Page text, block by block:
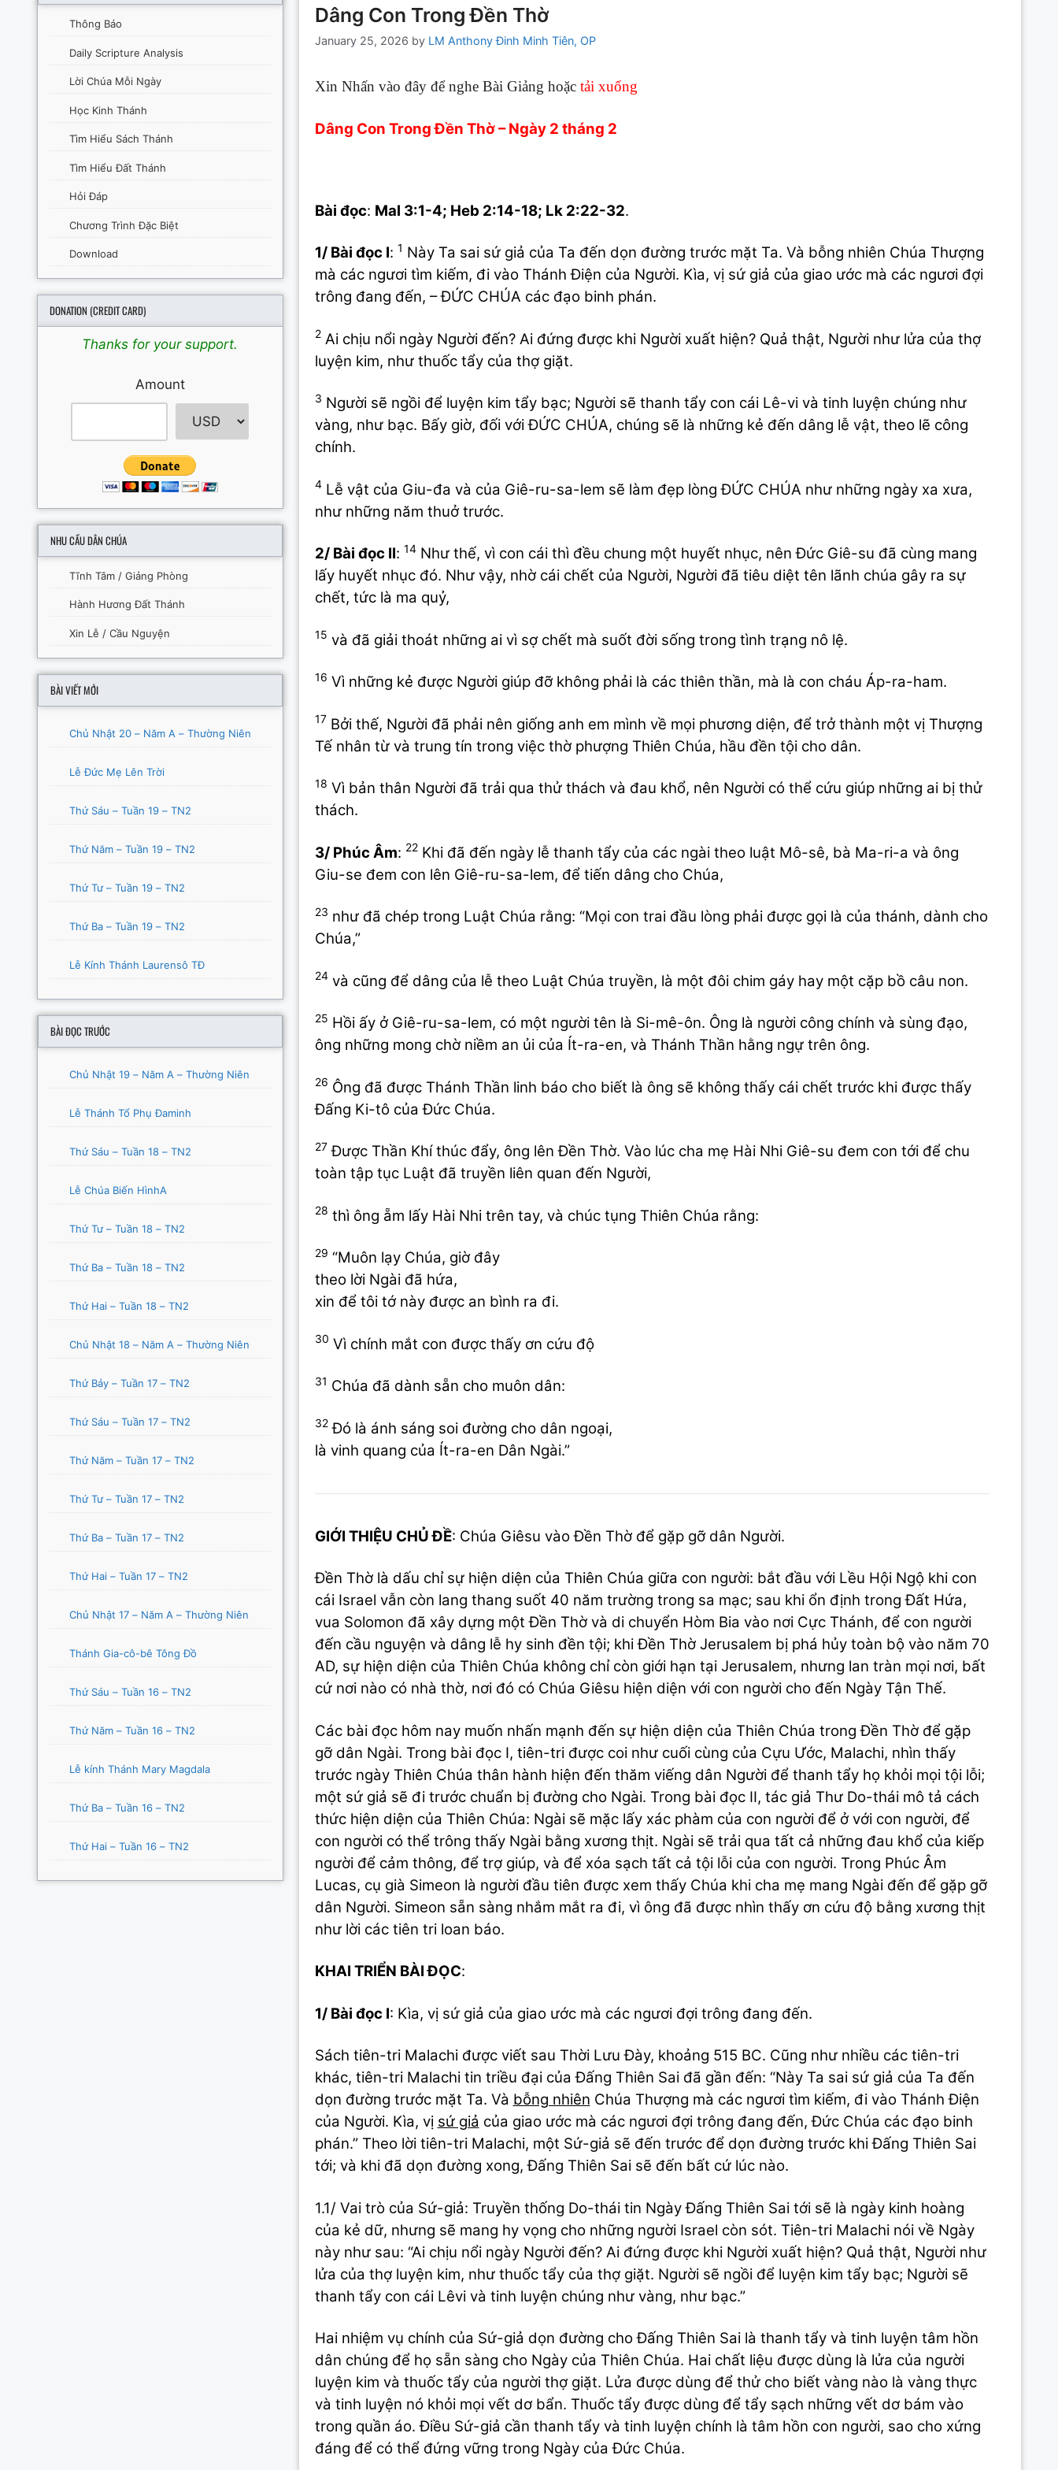
Dâng Con Trong Đền Thờ
January 25, 2026 by LM Anthony Đinh Minh Tiên, OP
Xin Nhấn vào đây để nghe Bài Giảng hoặc tải xuống
Dâng Con Trong Đền Thờ – Ngày 2 tháng 2
Bài đọc: Mal 3:1-4; Heb 2:14-18; Lk 2:22-32.
1/ Bài đọc I: 1 Này Ta sai sứ giả của Ta đến dọn đường trước mặt Ta. Và bỗng nhiên Chúa Thượng
mà các ngươi tìm kiếm, đi vào Thánh Điện của Người. Kìa, vị sứ giả của giao ước mà các ngươi đợi
trông đang đến, – ĐỨC CHÚA các đạo binh phán.
2Ai chịu nổi ngày Người đến? Ai đứng được khi Người xuất hiện? Quả thật, Người như lửa của thợ
luyện kim, như thuốc tẩy của thợ giặt.
3 Người sẽ ngồi để luyện kim tẩy bạc; Người sẽ thanh tẩy con cái Lê-vi và tinh luyện chúng như
vàng, như bạc. Bấy giờ, đối với ĐỨC CHÚA, chúng sẽ là những kẻ đến dâng lễ vật, theo lẽ công
chính.
4Lễ vật của Giu-đa và của Giê-ru-sa-lem sẽ làm đẹp lòng ĐỨC CHÚA như những ngày xa xưa,
như những năm thuở trước.
2/ Bài đọc II: 14Như thế, vì con cái thì đều chung một huyết nhục, nên Đức Giê-su đã cùng mang
lấy huyết nhục đó. Như vậy, nhờ cái chết của Người, Người đã tiêu diệt tên lãnh chúa gây ra sự
chết, tức là ma quỷ,
15 và đã giải thoát những ai vì sợ chết mà suốt đời sống trong tình trạng nô lệ.
16 Vì những kẻ được Người giúp đỡ không phải là các thiên thần, mà là con cháu Áp-ra-ham.
17 Bởi thế, Người đã phải nên giống anh em mình về mọi phương diện, để trở thành một vị Thượng
Tế nhân từ và trung tín trong việc thờ phượng Thiên Chúa, hầu đền tội cho dân.
18 Vì bản thân Người đã trải qua thử thách và đau khổ, nên Người có thể cứu giúp những ai bị thử
thách.
3/ Phúc Âm: 22Khi đã đến ngày lễ thanh tẩy của các ngài theo luật Mô-sê, bà Ma-ri-a và ông
Giu-se đem con lên Giê-ru-sa-lem, để tiến dâng cho Chúa,
23 như đã chép trong Luật Chúa rằng: “Mọi con trai đầu lòng phải được gọi là của thánh, dành cho
Chúa,”
24và cũng để dâng của lễ theo Luật Chúa truyền, là một đôi chim gáy hay một cặp bồ câu non.
25 Hồi ấy ở Giê-ru-sa-lem, có một người tên là Si-mê-ôn. Ông là người công chính và sùng đạo,
ông những mong chờ niềm an ủi của Ít-ra-en, và Thánh Thần hằng ngự trên ông.
26 Ông đã được Thánh Thần linh báo cho biết là ông sẽ không thấy cái chết trước khi được thấy
Đấng Ki-tô của Đức Chúa.
27 Được Thần Khí thúc đẩy, ông lên Đền Thờ. Vào lúc cha mẹ Hài Nhi Giê-su đem con tới để chu
toàn tập tục Luật đã truyền liên quan đến Người,
28 thì ông ẵm lấy Hài Nhi trên tay, và chúc tụng Thiên Chúa rằng:
29 “Muôn lạy Chúa, giờ đây
theo lời Ngài đã hứa,
xin để tôi tớ này được an bình ra đi.
30 Vì chính mắt con được thấy ơn cứu độ
31 Chúa đã dành sẵn cho muôn dân:
32Đó là ánh sáng soi đường cho dân ngoại,
là vinh quang của Ít-ra-en Dân Ngài.”
GIỚI THIỆU CHỦ ĐỀ: Chúa Giêsu vào Đền Thờ để gặp gỡ dân Người.
Đền Thờ là dấu chỉ sự hiện diện của Thiên Chúa giữa con người: bắt đầu với Lều Hội Ngộ khi con
cái Israel vẫn còn lang thang suốt 40 năm trường trong sa mạc; sau khi ổn định trong Đất Hứa,
vua Solomon đã xây dựng một Đền Thờ và di chuyển Hòm Bia vào nơi Cực Thánh, để con người
đến cầu nguyện và dâng lễ hy sinh đền tội; khi Đền Thờ Jerusalem bị phá hủy toàn bộ vào năm 70
AD, sự hiện diện của Thiên Chúa không chỉ còn giới hạn tại Jerusalem, nhưng lan tràn mọi nơi, bất
cứ nơi nào có nhà thờ, nơi đó có Chúa Giêsu hiện diện với con người cho đến Ngày Tận Thế.
Các bài đọc hôm nay muốn nhấn mạnh đến sự hiện diện của Thiên Chúa trong Đền Thờ để gặp
gỡ dân Ngài. Trong bài đọc I, tiên-tri được coi như cuối cùng của Cựu Ước, Malachi, nhìn thấy
trước ngày Thiên Chúa thân hành hiện đến thăm viếng dân Người để thanh tẩy họ khỏi mọi tội lỗi;
một sứ giả sẽ đi trước chuẩn bị đường cho Ngài. Trong bài đọc II, tác giả Thư Do-thái mô tả cách
thức hiện diện của Thiên Chúa: Ngài sẽ mặc lấy xác phàm của con người để ở với con người, để
con người có thể trông thấy Ngài bằng xương thịt. Ngài sẽ trải qua tất cả những đau khổ của kiếp
người để cảm thông, để trợ giúp, và để xóa sạch tất cả tội lỗi của con người. Trong Phúc Âm
Lucas, cụ già Simeon là người đầu tiên được xem thấy Chúa khi cha mẹ mang Ngài đến để gặp gỡ
dân Người. Simeon sẵn sàng nhắm mắt ra đi, vì ông đã được nhìn thấy ơn cứu độ bằng xương thịt
như lời các tiên tri loan báo.
KHAI TRIỂN BÀI ĐỌC:
1/ Bài đọc I: Kìa, vị sứ giả của giao ước mà các ngươi đợi trông đang đến.
Sách tiên-tri Malachi được viết sau Thời Lưu Đày, khoảng 515 BC. Cũng như nhiều các tiên-tri
khác, tiên-tri Malachi tin triều đại của Đấng Thiên Sai đã gần đến: “Này Ta sai sứ giả của Ta đến
dọn đường trước mặt Ta. Và bỗng nhiên Chúa Thượng mà các ngươi tìm kiếm, đi vào Thánh Điện
của Người. Kìa, vị sứ giả của giao ước mà các ngươi đợi trông đang đến, Đức Chúa các đạo binh
phán.” Theo lời tiên-tri Malachi, một Sứ-giả sẽ đến trước để dọn đường trước khi Đấng Thiên Sai
tới; và khi đã dọn đường xong, Đấng Thiên Sai sẽ đến bất cứ lúc nào.
1.1/ Vai trò của Sứ-giả: Truyền thống Do-thái tin Ngày Đấng Thiên Sai tới sẽ là ngày kinh hoàng
của kẻ dữ, nhưng sẽ mang hy vọng cho những người Israel còn sót. Tiên-tri Malachi nói về Ngày
này như sau: “Ai chịu nổi ngày Người đến? Ai đứng được khi Người xuất hiện? Quả thật, Người như
lửa của thợ luyện kim, như thuốc tẩy của thợ giặt. Người sẽ ngồi để luyện kim tẩy bạc; Người sẽ
thanh tẩy con cái Lêvi và tinh luyện chúng như vàng, như bạc.”
Hai nhiệm vụ chính của Sứ-giả dọn đường cho Đấng Thiên Sai là thanh tẩy và tinh luyện tâm hồn
dân chúng để họ sẵn sàng cho Ngày của Thiên Chúa. Hai chất liệu được dùng là lửa của người
luyện kim và thuốc tẩy của người thợ giặt. Lửa được dùng để thử cho biết vàng nào là vàng thực
và tinh luyện nó khỏi mọi vết dơ bẩn. Thuốc tẩy được dùng để tẩy sạch những vết dơ bám vào
trong quần áo. Điều Sứ-giả cần thanh tẩy và tinh luyện chính là tâm hồn con người, sao cho xứng
đáng để có thể đứng vững trong Ngày của Đức Chúa.
Thông Báo
Daily Scripture Analysis
Lời Chúa Mỗi Ngày
Học Kinh Thánh
Tìm Hiểu Sách Thánh
Tìm Hiểu Đất Thánh
Hỏi Đáp
Chương Trình Đặc Biệt
Download
DONATION (CREDIT CARD)
Thanks for your support.
Amount
NHU CẦU DÂN CHÚA
Tĩnh Tâm / Giảng Phòng
Hành Hương Đất Thánh
Xin Lễ / Cầu Nguyện
BÀI VIẾT MỚI
Chủ Nhật 20 – Năm A – Thường Niên
Lễ Đức Mẹ Lên Trời
Thứ Sáu – Tuần 19 – TN2
Thứ Năm – Tuần 19 – TN2
Thứ Tư – Tuần 19 – TN2
Thứ Ba – Tuần 19 – TN2
Lễ Kính Thánh Laurensô TĐ
BÀI ĐỌC TRƯỚC
Chủ Nhật 19 – Năm A – Thường Niên
Lễ Thánh Tổ Phụ Đaminh
Thứ Sáu – Tuần 18 – TN2
Lễ Chúa Biến HìnhA
Thứ Tư – Tuần 18 – TN2
Thứ Ba – Tuần 18 – TN2
Thứ Hai – Tuần 18 – TN2
Chủ Nhật 18 – Năm A – Thường Niên
Thứ Bảy – Tuần 17 – TN2
Thứ Sáu – Tuần 17 – TN2
Thứ Năm – Tuần 17 – TN2
Thứ Tư – Tuần 17 – TN2
Thứ Ba – Tuần 17 – TN2
Thứ Hai – Tuần 17 – TN2
Chủ Nhật 17 – Năm A – Thường Niên
Thánh Gia-cô-bê Tông Đồ
Thứ Sáu – Tuần 16 – TN2
Thứ Năm – Tuần 16 – TN2
Lễ kính Thánh Mary Magdala
Thứ Ba – Tuần 16 – TN2
Thứ Hai – Tuần 16 – TN2